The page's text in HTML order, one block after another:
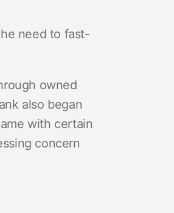
need to fast-
owned
also began
with certain
concern